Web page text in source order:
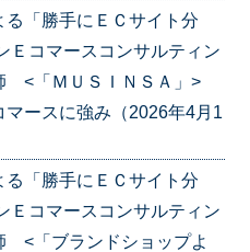
る「勝手にＥＣサイト分
コマースコンサルティン
<「ＭＵＳＩＮＳＡ」>
ースに強み（2026年4月1
る「勝手にＥＣサイト分
コマースコンサルティン
<「ブランドショップよ